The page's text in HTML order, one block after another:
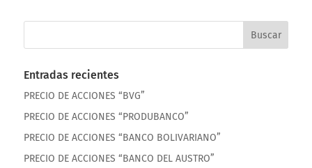
Entradas recientes
PRECIO DE ACCIONES “BVG”
PRECIO DE ACCIONES “PRODUBANCO”
PRECIO DE ACCIONES “BANCO BOLIVARIANO”
PRECIO DE ACCIONES “BANCO DEL AUSTRO”